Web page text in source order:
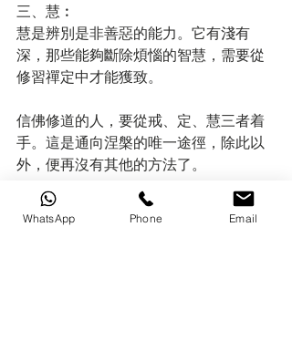
三、慧︰
慧是辨別是非善惡的能力。它有淺有
深，那些能夠斷除煩惱的智慧，需要從
修習禪定中才能獲致。
信佛修道的人，要從戒、定、慧三者着
手。這是通向涅槃的唯一途徑，除此以
外，便再沒有其他的方法了。
四諦的關係
WhatsApp Phone Email